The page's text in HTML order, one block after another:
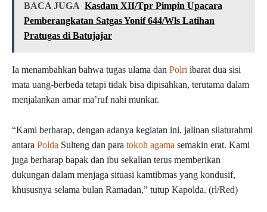
BACA JUGA Kasdam XII/Tpr Pimpin Upacara
Pemberangkatan Satgas Yonif 644/Wls Latihan
Pratugas di Batujajar
Ia menambahkan bahwa tugas ulama dan Polri ibarat dua sisi
mata uang-berbeda tetapi tidak bisa dipisahkan, terutama dalam
menjalankan amar ma’ruf nahi munkar.
“Kami berharap, dengan adanya kegiatan ini, jalinan silaturahmi
antara Polda Sulteng dan para tokoh agama semakin erat. Kami
juga berharap bapak dan ibu sekalian terus memberikan
dukungan dalam menjaga situasi kamtibmas yang kondusif,
khususnya selama bulan Ramadan,” tutup Kapolda. (rl/Red)